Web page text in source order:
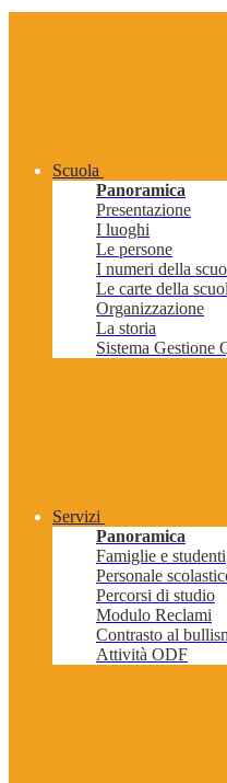
Scuola
Panoramica
Presentazione
I luoghi
Le persone
I numeri della
Le carte della
Organizzazione
La storia
Sistema Gestione
Servizi
Panoramica
Famiglie e studenti
Personale
Percorsi di studio
Modulo Reclami
Contrasto al
Attività ODF